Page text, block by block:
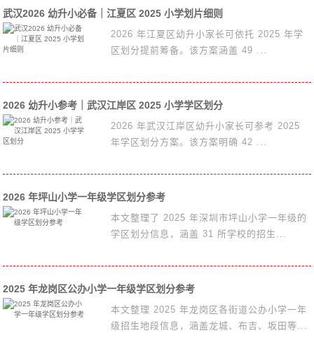
武汉2026 幼升小必备｜江夏区 2025 小学划片细则
2026 年江夏区幼升小家长可依托 2025 年学
区划分提前筹备。该方案涵盖 49 ...
2026 幼升小参考｜武汉江岸区 2025 小学学区划分
2026 年武汉江岸区幼升小家长可参考 2025
年学区划分方案。该方案明确 42 ...
2026 年坪山小学一年级学区划分参考
本文整理了 2025 年深圳市坪山小学一年级的
学区划分信息，涵盖 31 所学校的招生...
2025 年龙岗区公办小学一年级学区划分参考
本文整理 2025 年龙岗区各街道公办小学一年
级招生地段信息，涵盖龙城、布吉、坂田等...